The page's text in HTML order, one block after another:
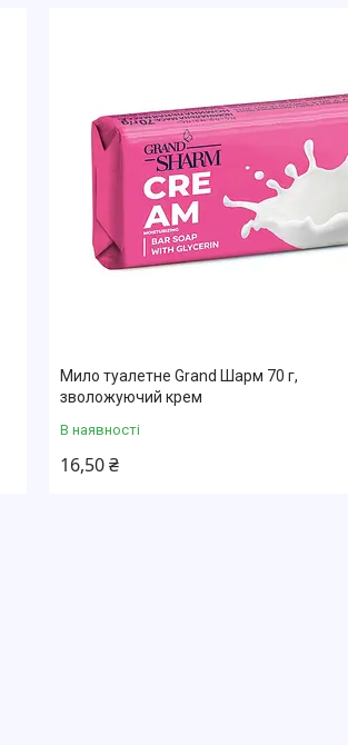
Мило туалетне Grand Шарм 70 г,
зволожуючий крем
В наявності
16,50 ₴